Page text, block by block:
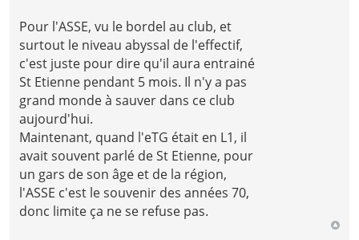
Pour l'ASSE, vu le bordel au club, et
surtout le niveau abyssal de l'effectif,
c'est juste pour dire qu'il aura entrainé
St Etienne pendant 5 mois. Il n'y a pas
grand monde à sauver dans ce club
aujourd'hui.
Maintenant, quand l'eTG était en L1, il
avait souvent parlé de St Etienne, pour
un gars de son âge et de la région,
l'ASSE c'est le souvenir des années 70,
donc limite ça ne se refuse pas.